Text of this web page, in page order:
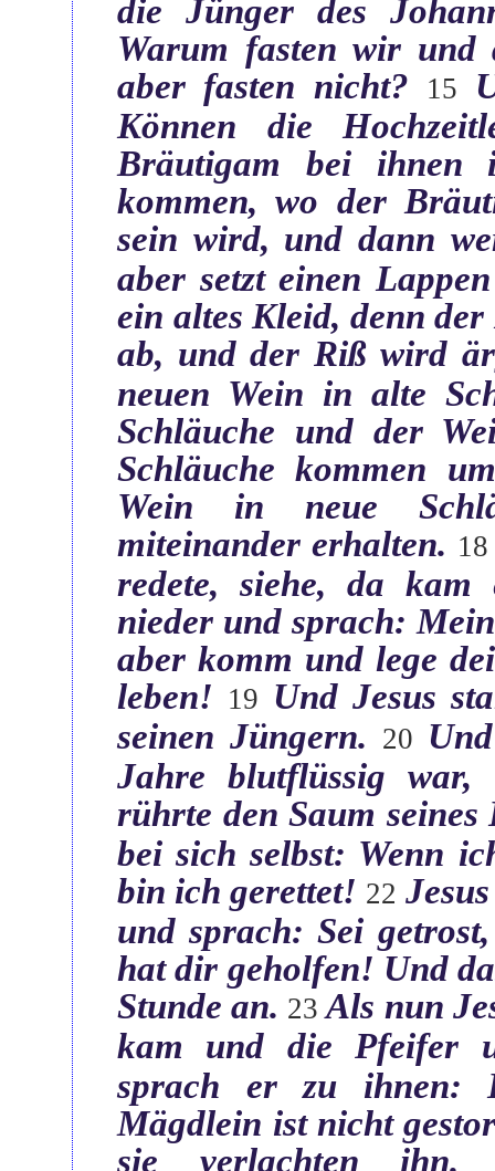
die Jünger des
Warum fasten wir und
aber fasten nicht?‎
Können die
Bräutigam bei ihnen
kommen, wo der
sein wird, und dann
aber setzt einen
ein altes Kleid, denn
ab, und der Riß wird
neuen Wein in alte
Schläuche und der
Schläuche kommen
Wein in neue
miteinander erhalten.‎
redete, siehe, da
nieder und sprach:
aber komm und lege
leben!‎
Und Jesus
seinen Jüngern.‎
Jahre blutflüssig
rührte den Saum
bei sich selbst: Wenn
bin ich gerettet!‎
und sprach: Sei
hat dir geholfen! Und
Stunde an.‎
‏23Als nun
kam und die Pfeifer
sprach er zu ihnen:
Mägdlein ist nicht
sie verlachten